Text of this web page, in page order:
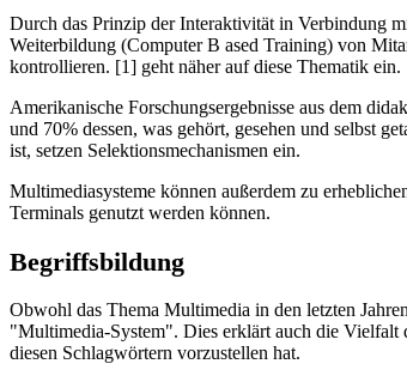
Durch das Prinzip der Interaktivität in Verbindung
Weiterbildung (Computer B ased Training) von
kontrollieren. [1] geht näher auf diese Thematik ein.
Amerikanische Forschungsergebnisse aus dem
und 70% dessen, was gehört, gesehen und selbst
ist, setzen Selektionsmechanismen ein.
Multimediasysteme können außerdem zu
Terminals genutzt werden können.
Begriffsbildung
Obwohl das Thema Multimedia in den letzten
"Multimedia-System". Dies erklärt auch die Vielfalt
diesen Schlagwörtern vorzustellen hat.